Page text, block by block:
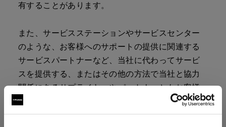
有することがあります。
また、サービスステーションやサービスセンター
のような、お客様へのサポートの提供に関連する
サービスパートナーなど、当社に代わってサービ
スを提供する、またはその他の方法で当社と協力
関係にあるサプライヤーやパートナーともお客様
の個人データを共有する場合があります。